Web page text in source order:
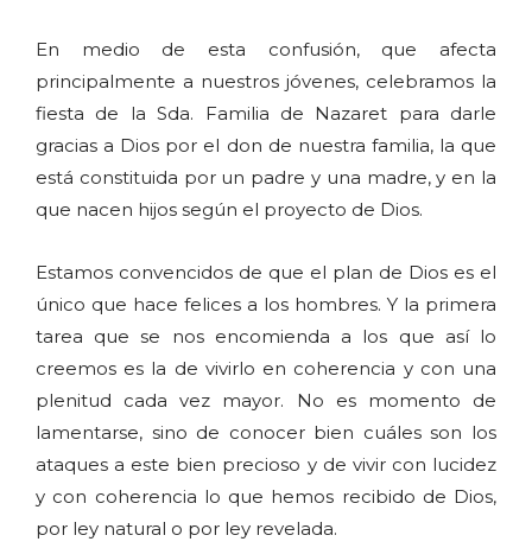
En medio de esta confusión, que afecta
principalmente a nuestros jóvenes, celebramos la
fiesta de la Sda. Familia de Nazaret para darle
gracias a Dios por el don de nuestra familia, la que
está constituida por un padre y una madre, y en la
que nacen hijos según el proyecto de Dios.
Estamos convencidos de que el plan de Dios es el
único que hace felices a los hombres. Y la primera
tarea que se nos encomienda a los que así lo
creemos es la de vivirlo en coherencia y con una
plenitud cada vez mayor. No es momento de
lamentarse, sino de conocer bien cuáles son los
ataques a este bien precioso y de vivir con lucidez
y con coherencia lo que hemos recibido de Dios,
por ley natural o por ley revelada.